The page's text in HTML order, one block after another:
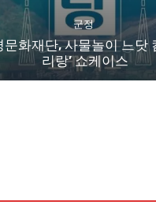
군정
문화재단, 사물놀이 느닷
리랑’ 쇼케이스